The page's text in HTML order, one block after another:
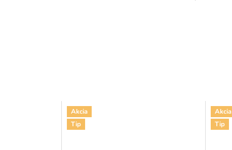
Akcia
Tip
Akcia
Tip